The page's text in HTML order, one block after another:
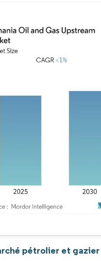
pétrolier et